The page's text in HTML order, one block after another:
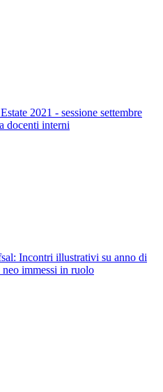
2021 - sessione settembre
docenti interni
Incontri illustrativi su anno di
immessi in ruolo